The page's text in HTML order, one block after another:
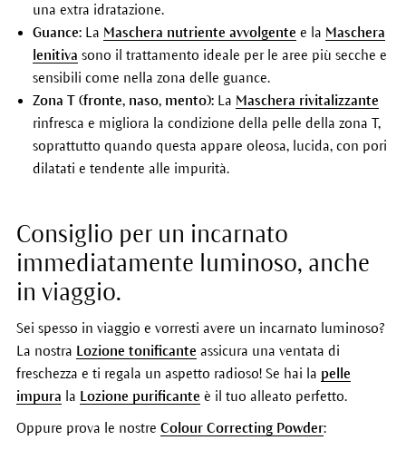
una extra idratazione.
Guance:La Maschera nutriente avvolgente e la Maschera
lenitiva sono il trattamento ideale per le aree più secche e
sensibili come nella zona delle guance.
Zona T (fronte, naso, mento):La Maschera rivitalizzante
rinfresca e migliora la condizione della pelle della zona T,
soprattutto quando questa appare oleosa, lucida, con pori
dilatati e tendente alle impurità.
Consiglio per un incarnato
immediatamente luminoso, anche
in viaggio.
Sei spesso in viaggio e vorresti avere un incarnato luminoso?
La nostra Lozione tonificante assicura una ventata di
freschezza e ti regala un aspetto radioso! Se hai la pelle
impura la Lozione purificante è il tuo alleato perfetto.
Oppure prova le nostre Colour Correcting Powder: